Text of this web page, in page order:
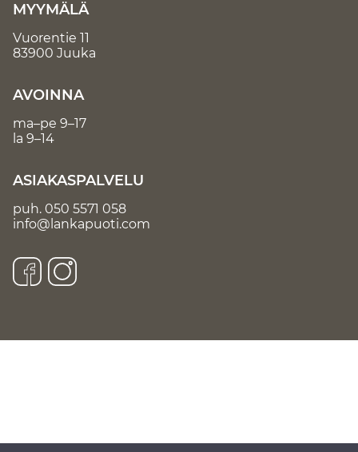
MYYMÄLÄ
Vuorentie 11
83900 Juuka
AVOINNA
ma–pe 9–17
la 9–14
ASIAKASPALVELU
puh. 050 5571 058
info@lankapuoti.com